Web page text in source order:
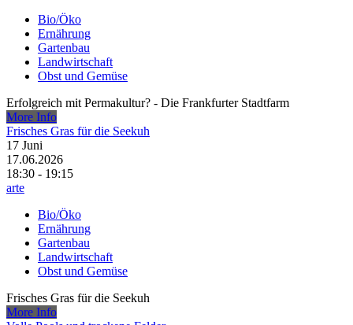
Bio/Öko
Ernährung
Gartenbau
Landwirtschaft
Obst und Gemüse
Erfolgreich mit Permakultur? - Die Frankfurter Stadtfarm
More Info
Frisches Gras für die Seekuh
17 Juni
17.06.2026
18:30 - 19:15
arte
Bio/Öko
Ernährung
Gartenbau
Landwirtschaft
Obst und Gemüse
Frisches Gras für die Seekuh
More Info